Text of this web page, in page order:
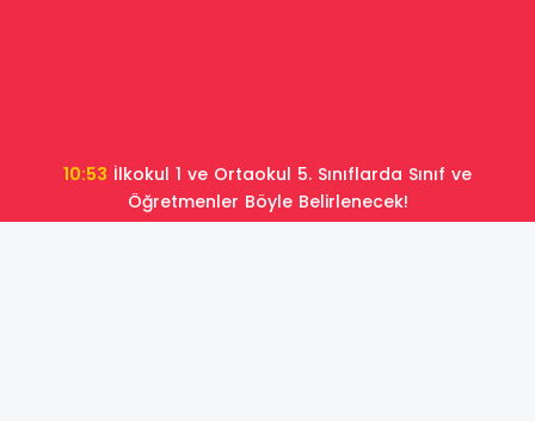
10:53
Öğretmenler Böyle Belirlenecek!